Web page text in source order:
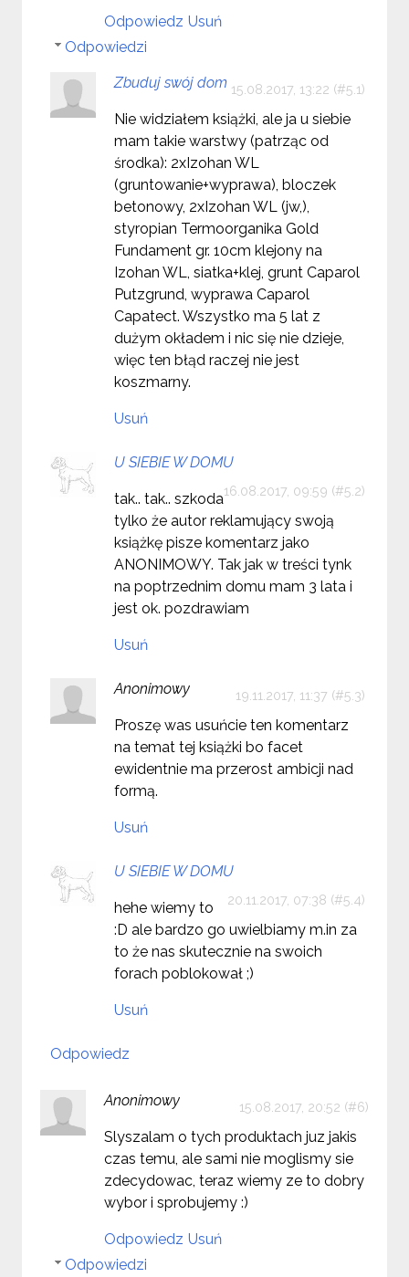
Odpowiedz Usuń
Odpowiedzi
Zbuduj swój dom 15.08.2017, 13:22
Nie widziałem książki, ale ja u siebie
mam takie warstwy (patrząc od
środka): 2xIzohan WL
(gruntowanie+wyprawa), bloczek
betonowy, 2xIzohan WL (jw,),
styropian Termoorganika Gold
Fundament gr. 10cm klejony na
Izohan WL, siatka+klej, grunt Caparol
Putzgrund, wyprawa Caparol
Capatect. Wszystko ma 5 lat z
dużym okładem i nic się nie dzieje,
więc ten błąd raczej nie jest
koszmarny.
Usuń
U SIEBIE W DOMU
16.08.2017, 09:59
tak.. tak.. szkoda
tylko że autor reklamujący swoją
książkę pisze komentarz jako
ANONIMOWY. Tak jak w treści tynk
na poptrzednim domu mam 3 lata i
jest ok. pozdrawiam
Usuń
Anonimowy 19.11.2017, 11:37
Proszę was usuńcie ten komentarz
na temat tej książki bo facet
ewidentnie ma przerost ambicji nad
formą.
Usuń
U SIEBIE W DOMU
20.11.2017, 07:38
hehe wiemy to
:D ale bardzo go uwielbiamy m.in za
to że nas skutecznie na swoich
forach poblokował ;)
Usuń
Odpowiedz
Anonimowy 15.08.2017, 20:52
Slyszalam o tych produktach juz jakis
czas temu, ale sami nie moglismy sie
zdecydowac, teraz wiemy ze to dobry
wybor i sprobujemy :)
Odpowiedz Usuń
Odpowiedzi